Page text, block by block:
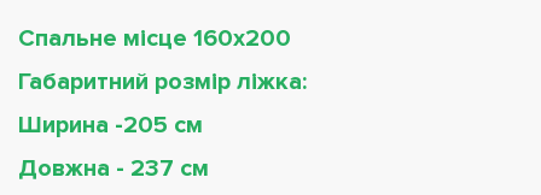
Спальне місце 160х200
Габаритний розмір ліжка:
Ширина -205 см
Довжна - 237 см